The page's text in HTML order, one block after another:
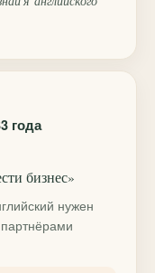
года
бизнес»
нужен